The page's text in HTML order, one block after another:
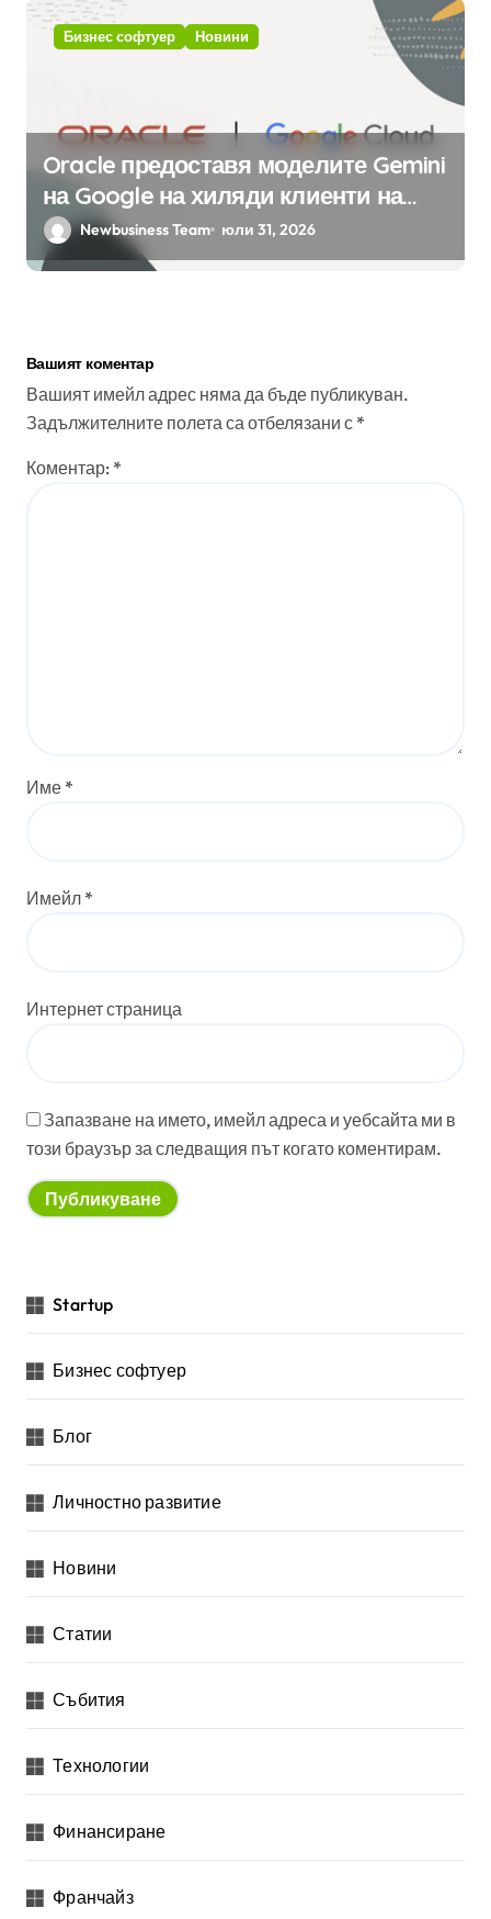
Бизнес софтуер Новини
Oracle предоставя моделите Gemini
на Google на хиляди клиенти на
бизнес приложения
Newbusiness Team юли 31, 2026
Вашият коментар
Вашият имейл адрес няма да бъде публикуван.
Задължителните полета са отбелязани с *
Коментар: *
Име *
Имейл *
Интернет страница
Запазване на името, имейл адреса и уебсайта ми в
този браузър за следващия път когато коментирам.
Startup
Бизнес софтуер
Блог
Личностно развитие
Новини
Статии
Събития
Технологии
Финансиране
Франчайз